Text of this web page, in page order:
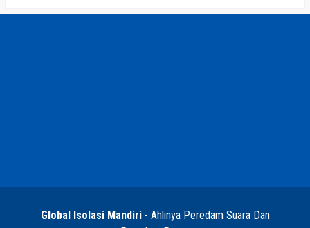
Global Isolasi Mandiri- Ahlinya Peredam Suara Dan